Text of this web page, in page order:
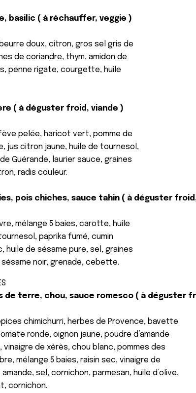
basilic ( à réchauffer, veggie )
doux, citron, gros sel gris de
de coriandre, thym, amidon de
penne rigate, courgette, huile
( à déguster froid, viande )
pelée, haricot vert, pomme de
jus citron jaune, huile de tournesol,
Guérande, laurier sauce, graines
radis couleur.
pois chiches, sauce tahin ( à déguster
mélange 5 baies, carotte, huile
paprika fumé, cumin
huile de sésame pure, sel, graines
noir, grenade, cebette.
de terre, chou, sauce romesco ( à déguster
chimichurri, herbes de Provence, bavette
ronde, oignon jaune, poudre d’amande
vinaigre de xérès, chou blanc, pommes des
mélange 5 baies, raisin sec, vinaigre de
sel, cornichon, parmesan, huile d’olive,
cornichon.